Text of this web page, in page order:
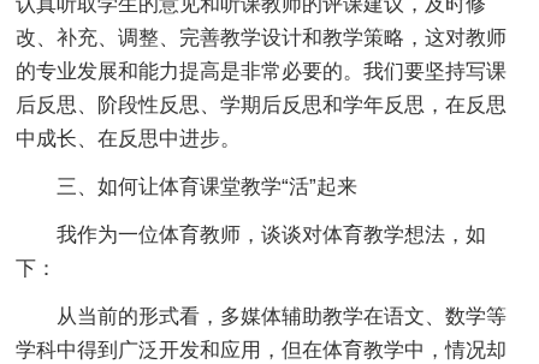
改、补充、调整、完善教学设计和教学策略，这对教师
的专业发展和能力提高是非常必要的。我们要坚持写课
后反思、阶段性反思、学期后反思和学年反思，在反思
中成长、在反思中进步。
三、如何让体育课堂教学“活”起来
我作为一位体育教师，谈谈对体育教学想法，如
下：
从当前的形式看，多媒体辅助教学在语文、数学等
学科中得到广泛开发和应用，但在体育教学中，情况却